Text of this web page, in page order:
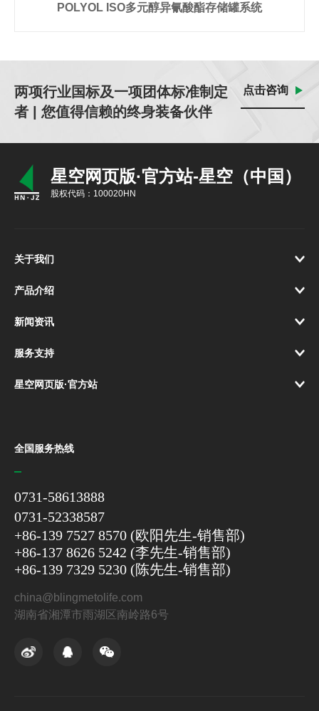
POLYOL ISO多元醇异氰酸酯存储罐系统
两项行业国标及一项团体标准制定
者 | 您值得信赖的终身装备伙伴
点击咨询
星空网页版·官方站-星空（中国）
股权代码：100020HN
全国服务热线
0731-58613888
0731-52338587
+86-139 7527 8570 (欧阳先生-销售部)
+86-137 8626 5242 (李先生-销售部)
+86-139 7329 5230 (陈先生-销售部)
china@blingmetolife.com
湖南省湘潭市雨湖区南岭路6号
关于我们
产品介绍
新闻资讯
服务支持
星空网页版·官方站